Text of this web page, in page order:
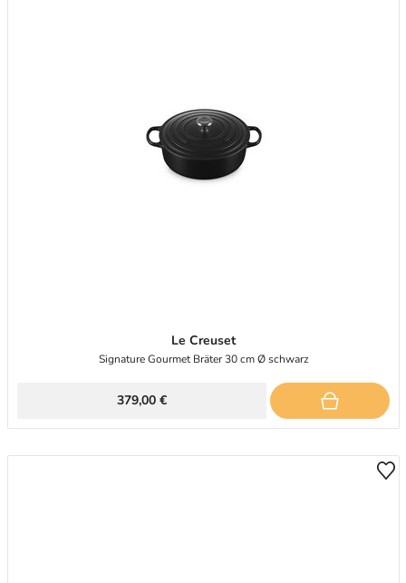
Le Creuset
Signature Gourmet Bräter 30 cm Ø schwarz
379,00 €